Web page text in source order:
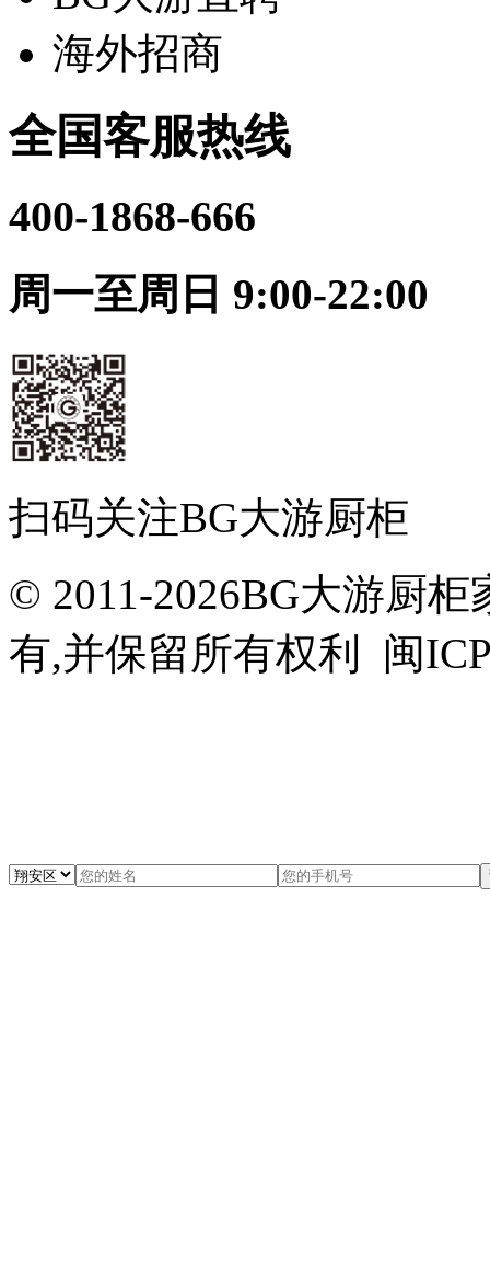
海外招商
全国客服热线
400-1868-666
周一至周日 9:00-22:00
扫码关注BG大游厨柜
© 2011-2026BG大游厨
有,并保留所有权利 闽